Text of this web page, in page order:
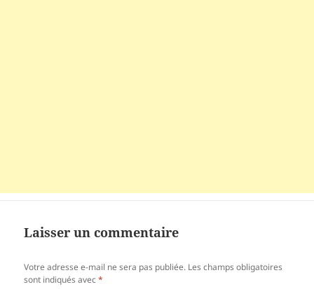
Laisser un commentaire
Votre adresse e-mail ne sera pas publiée. Les champs obligatoires
sont indiqués avec*